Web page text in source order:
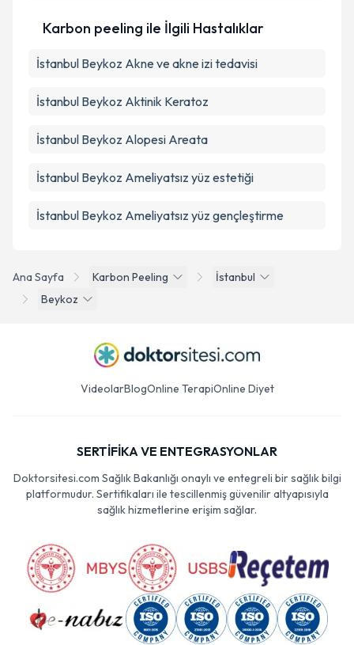
Ana Sayfa Karbon Peeling
İstanbul
Beykoz
Karbon peeling ile İlgili Hastalıklar
İstanbul Beykoz Akne ve akne izi tedavisi
İstanbul Beykoz Aktinik Keratoz
İstanbul Beykoz Alopesi Areata
İstanbul Beykoz Ameliyatsız yüz estetiği
İstanbul Beykoz Ameliyatsız yüz gençleştirme
VideolarBlogOnline TerapiOnline Diyet
SERTİFİKA VE ENTEGRASYONLAR
Doktorsitesi.com Sağlık Bakanlığı onaylı ve entegreli bir sağlık bilgi
platformudur. Sertifikaları ile tescillenmiş güvenilir altyapısıyla
sağlık hizmetlerine erişim sağlar.